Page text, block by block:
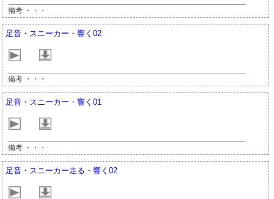
備考 ・・・
足音・スニーカー・響く02
備考 ・・・
足音・スニーカー・響く01
備考 ・・・
足音・スニーカー走る・響く02